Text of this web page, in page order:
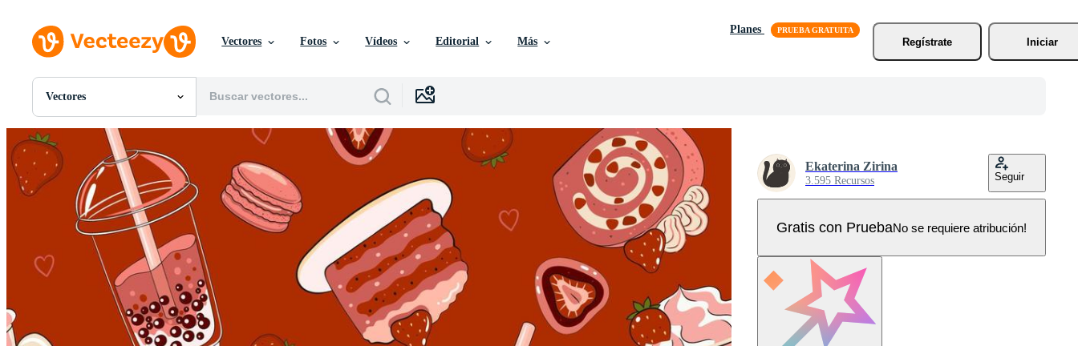
Vectores Fotos Vídeos Editorial Más
Planes
Regístrate
Iniciar
Vectores
Todas Imágenes
PSDs
SVGs
Plantillas
Vectores
Videos
Gráficos en Movimiento
Imágenes Editoriales
Eventos Editoriales
Ekaterina Zirina
3.595 Recursos Seguir
Gratis con PruebaNo se requiere atribución!